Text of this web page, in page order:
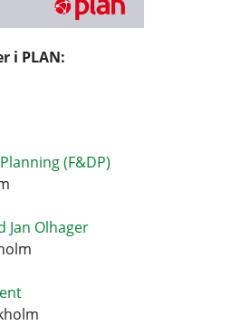
i PLAN:
(F&DP)
Jan Olhager